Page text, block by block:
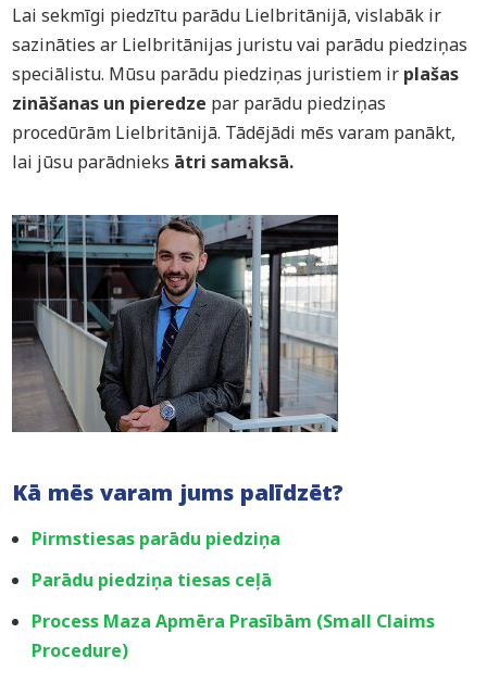
Lai sekmīgi piedzītu parādu Lielbritānijā, vislabāk ir
sazināties ar Lielbritānijas juristu vai parādu piedziņas
speciālistu. Mūsu parādu piedziņas juristiem ir plašas
zināšanas un pieredze par parādu piedziņas
procedūrām Lielbritānijā. Tādējādi mēs varam panākt,
lai jūsu parādnieks ātri samaksā.
Kā mēs varam jums palīdzēt?
Pirmstiesas parādu piedziņa
Parādu piedziņa tiesas ceļā
Process Maza Apmēra Prasībām (Small Claims
Procedure)